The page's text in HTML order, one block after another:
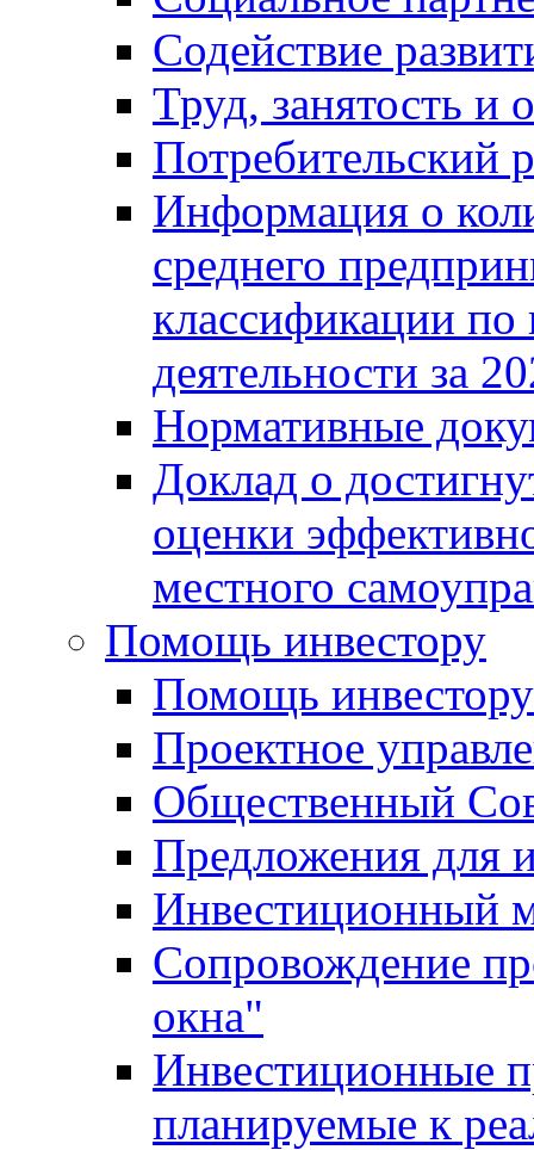
Содействие
Труд, занятость и
Потребительский
Информация о
среднего
классификации
деятельности за
Нормативные
Доклад о
оценки
местного
Помощь инвестору
Помощь инвестору
Проектное
Общественный
Предложения для
Инвестиционный
Сопровождение
окна"
Инвестиционные
планируемые к